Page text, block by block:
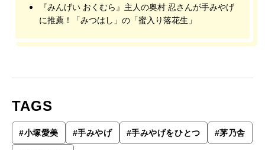
『みんげい おくむら』主人の奥村 忍さんが手みやげ
に推薦！「みつはし」の「蜜入り落花生」
TAGS
#小塚愛美 #手みやげ #手みやげをひとつ #茅乃舎